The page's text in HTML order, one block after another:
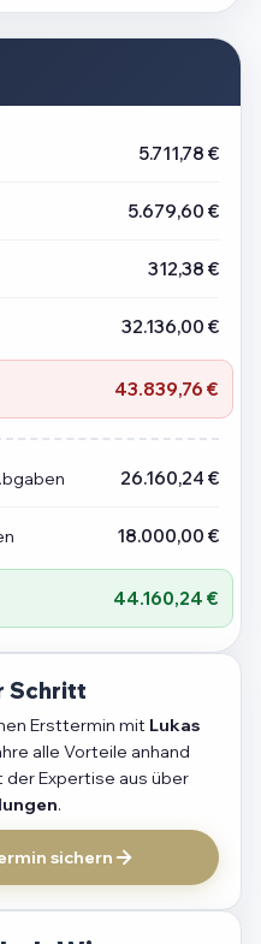
5.711,78 €
5.679,60 €
312,38 €
32.136,00 €
43.839,76 €
26.160,24 €
18.000,00 €
44.160,24 €
Schritt
Ersttermin mit Lukas
alle Vorteile anhand
der Expertise aus über
.
sichern